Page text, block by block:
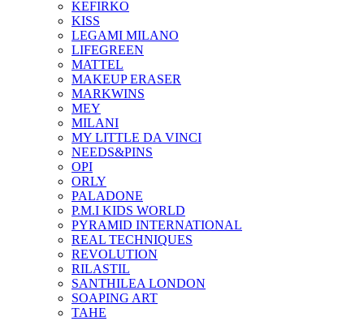
KEFIRKO
KISS
LEGAMI MILANO
LIFEGREEN
MATTEL
MAKEUP ERASER
MARKWINS
MEY
MILANI
MY LITTLE DA VINCI
NEEDS&PINS
OPI
ORLY
PALADONE
P.M.I KIDS WORLD
PYRAMID INTERNATIONAL
REAL TECHNIQUES
REVOLUTION
RILASTIL
SANTHILEA LONDON
SOAPING ART
TAHE